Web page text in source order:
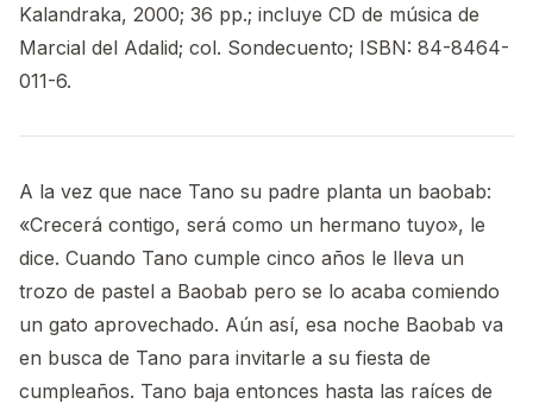
Kalandraka, 2000; 36 pp.; incluye CD de música de
Marcial del Adalid; col. Sondecuento; ISBN: 84-8464-
011-6.
A la vez que nace Tano su padre planta un baobab:
«Crecerá contigo, será como un hermano tuyo», le
dice. Cuando Tano cumple cinco años le lleva un
trozo de pastel a Baobab pero se lo acaba comiendo
un gato aprovechado. Aún así, esa noche Baobab va
en busca de Tano para invitarle a su fiesta de
cumpleaños. Tano baja entonces hasta las raíces de